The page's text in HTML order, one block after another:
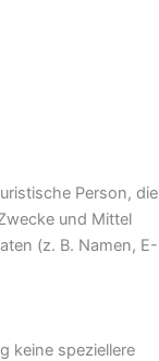
Person, die
und Mittel
(z. B. Namen, E-
keine speziellere